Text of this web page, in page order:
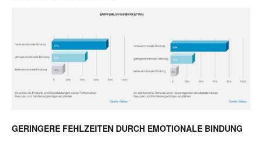
GERINGERE FEHLZEITEN DURCH EMOTIONALE BINDUNG